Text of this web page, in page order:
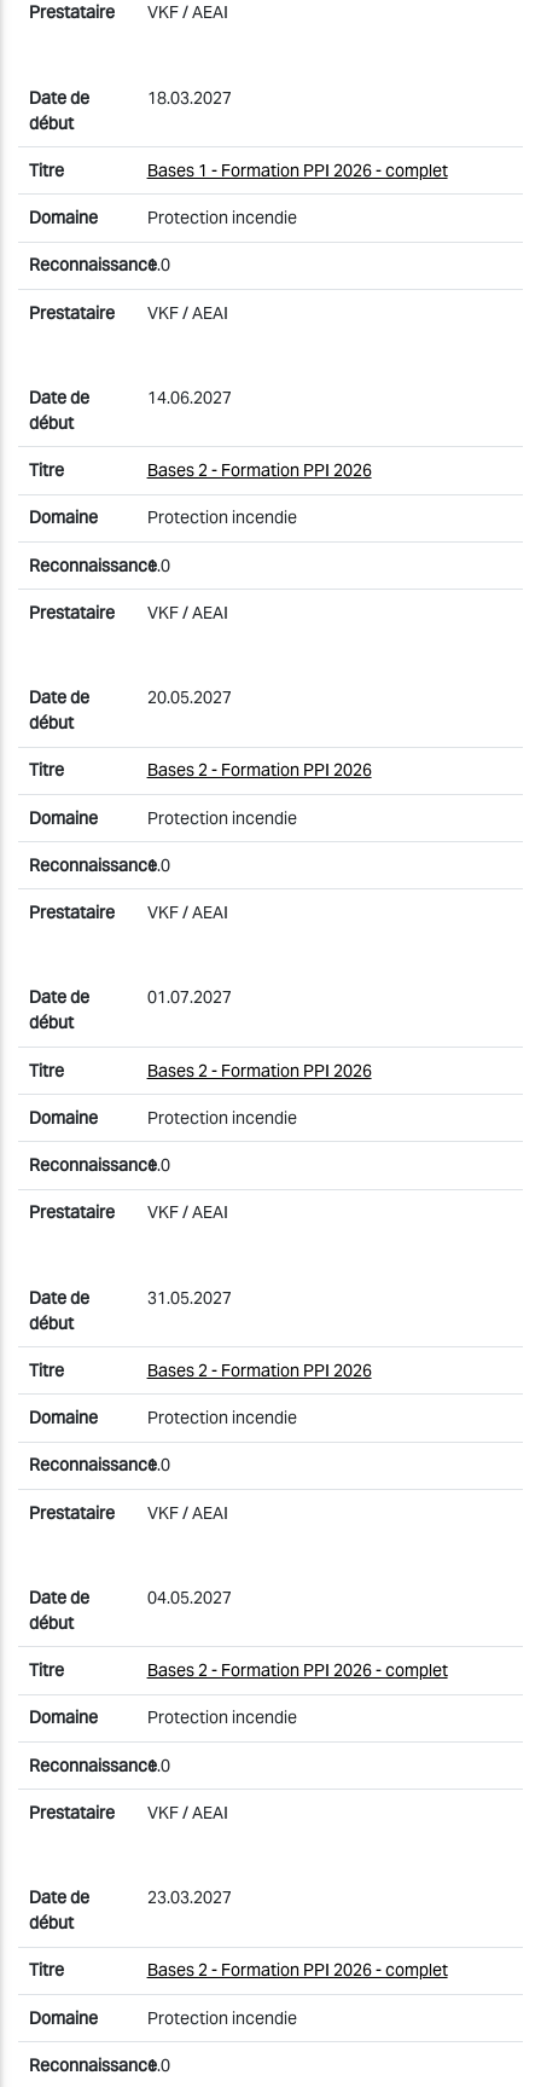
VKF / AEAI
18.03.2027
Bases 1 - Formation PPI 2026 - complet
Protection incendie
1.0
VKF / AEAI
14.06.2027
Bases 2 - Formation PPI 2026
Protection incendie
1.0
VKF / AEAI
20.05.2027
Bases 2 - Formation PPI 2026
Protection incendie
1.0
VKF / AEAI
01.07.2027
Bases 2 - Formation PPI 2026
Protection incendie
1.0
VKF / AEAI
31.05.2027
Bases 2 - Formation PPI 2026
Protection incendie
1.0
VKF / AEAI
04.05.2027
Bases 2 - Formation PPI 2026 - complet
Protection incendie
1.0
VKF / AEAI
23.03.2027
Bases 2 - Formation PPI 2026 - complet
Protection incendie
1.0